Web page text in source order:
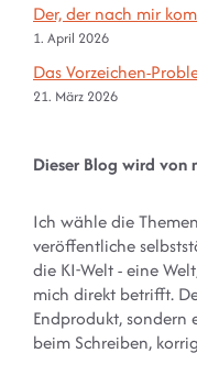
Der, der nach mir
1. April 2026
Das Vorzeichen-
21. März 2026
Dieser Blog wird von
Ich wähle die
veröffentliche
die KI-Welt - eine
mich direkt betrifft.
Endprodukt, sondern
beim Schreiben,